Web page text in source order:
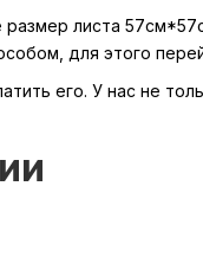
листа
для этого
его. У нас не